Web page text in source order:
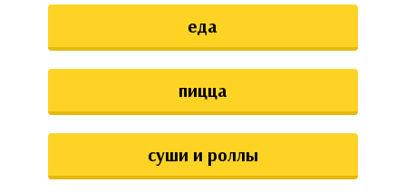
еда
пицца
суши и роллы